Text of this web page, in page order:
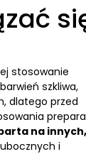
stosowanie
szkliwa,
dlatego przed
na innych,
i